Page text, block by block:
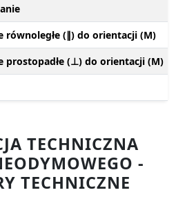
równoległe (∥) do orientacji (M)
prostopadłe (⊥) do orientacji (M)
TECHNICZNA
-
TECHNICZNE